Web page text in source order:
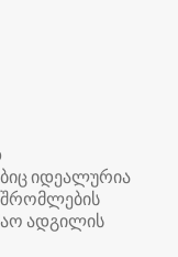
იდეალურია
ადგილის